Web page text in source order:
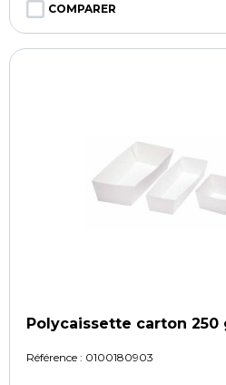
COMPARER
Polycaissette carton 250
Référence : 0100180903